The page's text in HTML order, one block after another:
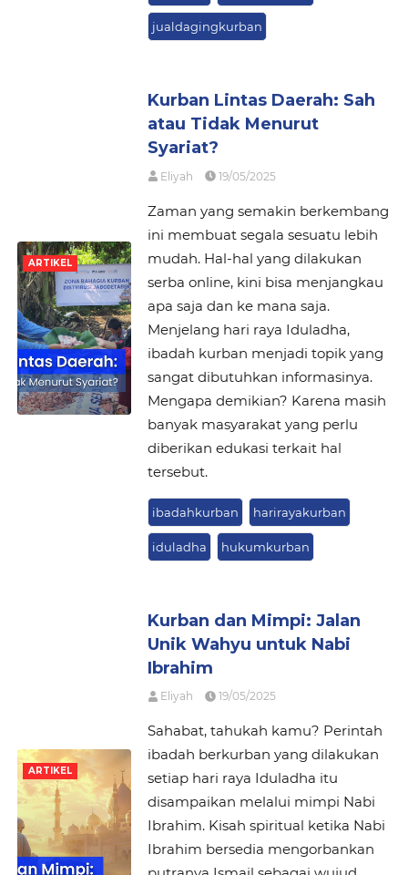
jualdagingkurban
ARTIKEL
Kurban Lintas Daerah: Sah
atau Tidak Menurut
Syariat?
Eliyah 19/05/2025
Zaman yang semakin berkembang
ini membuat segala sesuatu lebih
mudah. Hal-hal yang dilakukan
serba online, kini bisa menjangkau
apa saja dan ke mana saja.
Menjelang hari raya Iduladha,
ibadah kurban menjadi topik yang
sangat dibutuhkan informasinya.
Mengapa demikian? Karena masih
banyak masyarakat yang perlu
diberikan edukasi terkait hal
tersebut.
ibadahkurban harirayakurban
iduladha hukumkurban
ARTIKEL
Kurban dan Mimpi: Jalan
Unik Wahyu untuk Nabi
Ibrahim
Eliyah 19/05/2025
Sahabat, tahukah kamu? Perintah
ibadah berkurban yang dilakukan
setiap hari raya Iduladha itu
disampaikan melalui mimpi Nabi
Ibrahim. Kisah spiritual ketika Nabi
Ibrahim bersedia mengorbankan